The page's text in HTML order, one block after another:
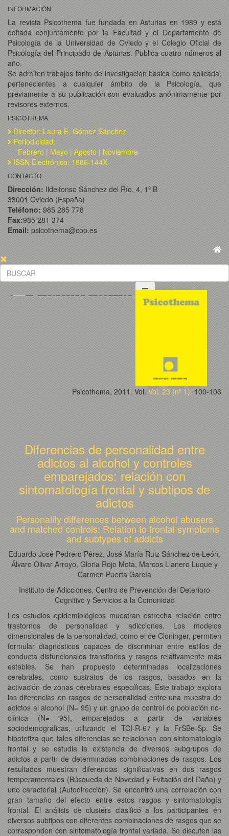
INFORMACIÓN
La revista Psicothema fue fundada en Asturias en 1989 y está
editada conjuntamente por la Facultad y el Departamento de
Psicología de la Universidad de Oviedo y el Colegio Oficial de
Psicología del Principado de Asturias. Publica cuatro números al
año.
Se admiten trabajos tanto de investigación básica como aplicada,
pertenecientes a cualquier ámbito de la Psicología, que
previamente a su publicación son evaluados anónimamente por
revisores externos.
PSICOTHEMA
Director: Laura E. Gómez Sánchez
Periodicidad:
Febrero | Mayo | Agosto | Noviembre
ISSN Electrónico: 1886-144X
CONTACTO
Dirección: Ildelfonso Sánchez del Río, 4, 1º B
33001 Oviedo (España)
Teléfono: 985 285 778
Fax:985 281 374
Email: psicothema@cop.es
Psicothema, 2011. Vol. Vol. 23 (nº 1). 100-106
Diferencias de personalidad entre
adictos al alcohol y controles
emparejados: relación con
sintomatología frontal y subtipos de
adictos
Personality differences between alcohol abusers
and matched controls: Relation to frontal symptoms
and subtypes of addicts
Eduardo José Pedrero Pérez, José María Ruiz Sánchez de León,
Álvaro Olivar Arroyo, Gloria Rojo Mota, Marcos Llanero Luque y
Carmen Puerta García
Instituto de Adicciones, Centro de Prevención del Deterioro
Cognitivo y Servicios a la Comunidad
Los estudios epidemiológicos muestran estrecha relación entre
trastornos de personalidad y adicciones. Los modelos
dimensionales de la personalidad, como el de Cloninger, permiten
formular diagnósticos capaces de discriminar entre estilos de
conducta disfuncionales transitorios y rasgos relativamente más
estables. Se han propuesto determinadas localizaciones
cerebrales, como sustratos de los rasgos, basados en la
activación de zonas cerebrales específicas. Este trabajo explora
las diferencias en rasgos de personalidad entre una muestra de
adictos al alcohol (N= 95) y un grupo de control de población no-
clínica (N= 95), emparejados a partir de variables
sociodemográficas, utilizando el TCI-R-67 y la FrSBe-Sp. Se
hipotetiza que tales diferencias se relacionan con sintomatología
frontal y se estudia la existencia de diversos subgrupos de
adictos a partir de determinadas combinaciones de rasgos. Los
resultados muestran diferencias significativas en dos rasgos
temperamentales (Búsqueda de Novedad y Evitación del Daño) y
uno caracterial (Autodirección). Se encontró una correlación con
gran tamaño del efecto entre estos rasgos y sintomatología
frontal. El análisis de clusters clasificó a los participantes en
diversos subtipos con diferentes combinaciones de rasgos que se
corresponden con sintomatología frontal variada. Se discuten las